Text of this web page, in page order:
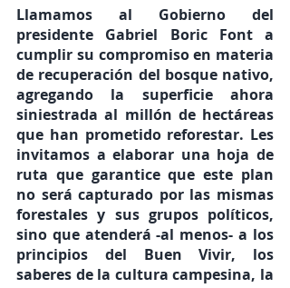
Llamamos al Gobierno del
presidente Gabriel Boric Font a
cumplir su compromiso en materia
agregando la superficie ahora
siniestrada al millón de hectáreas
que han prometido reforestar. Les
invitamos a elaborar una hoja de
ruta que garantice que este plan
no será capturado por las mismas
forestales y sus grupos políticos,
sino que atenderá -al menos- a los
principios del Buen Vivir, los
saberes de la cultura campesina, la